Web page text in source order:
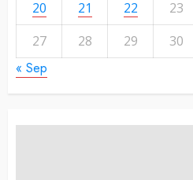
20
21 22 23
27
28 29 30
« Sep